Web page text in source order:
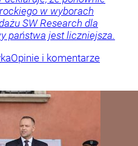
w wyborach
SW Research dla
państwa jest liczniejsza.
Opinie i komentarze